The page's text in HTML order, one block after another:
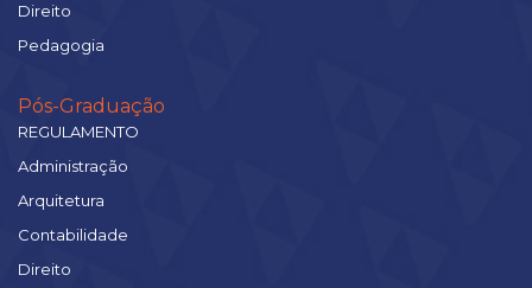
Direito
Pedagogia
Pós-Graduação
REGULAMENTO
Administração
Arquitetura
Contabilidade
Direito